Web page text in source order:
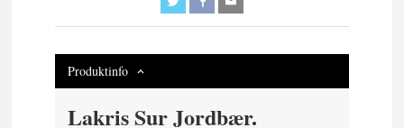
Produktinfo
Lakris Sur Jordbær.